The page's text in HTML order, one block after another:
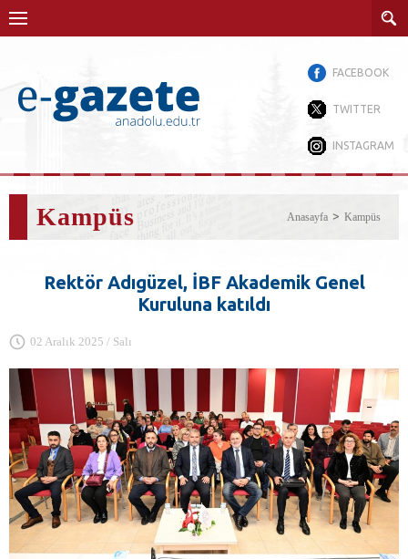
FACEBOOK
TWITTER
INSTAGRAM
Kampüs Anasayfa Kampüs
Rektör Adıgüzel, İBF Akademik Genel
Kuruluna katıldı
02 Aralık 2025 / Salı